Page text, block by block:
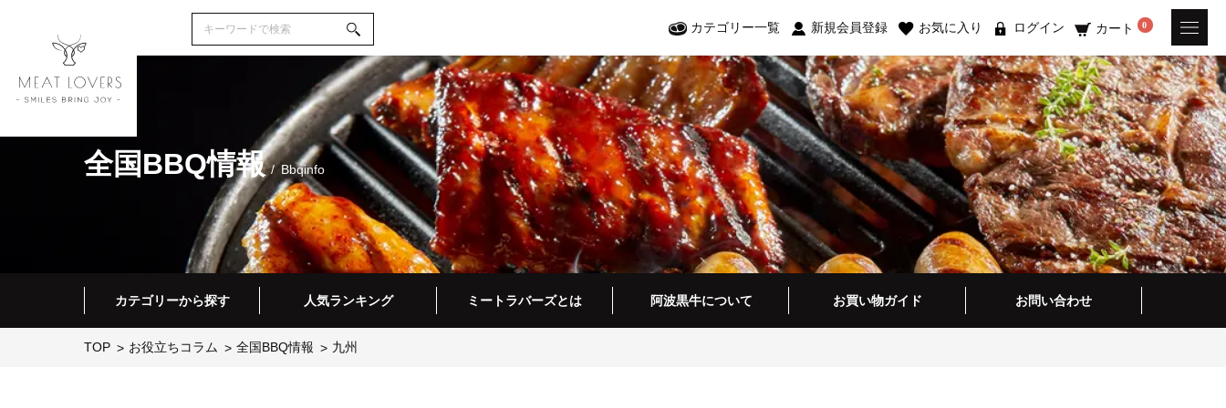
カテゴリー一覧 新規会員登録 お気に入り ログイン カート 0
全国BBQ情報 Bbqinfo
カテゴリーから探す 人気ランキング ミートラバーズとは 阿波黒牛について お買い物ガイド お問い合わせ
TOP お役立ちコラム 全国BBQ情報 九州